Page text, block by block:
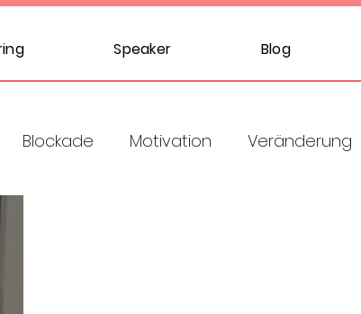
Speaker Blog
Blockade Motivation Veränderung